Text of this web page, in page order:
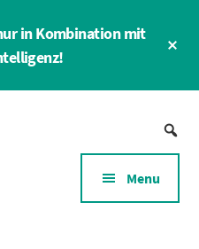
in Kombination mit
Menu